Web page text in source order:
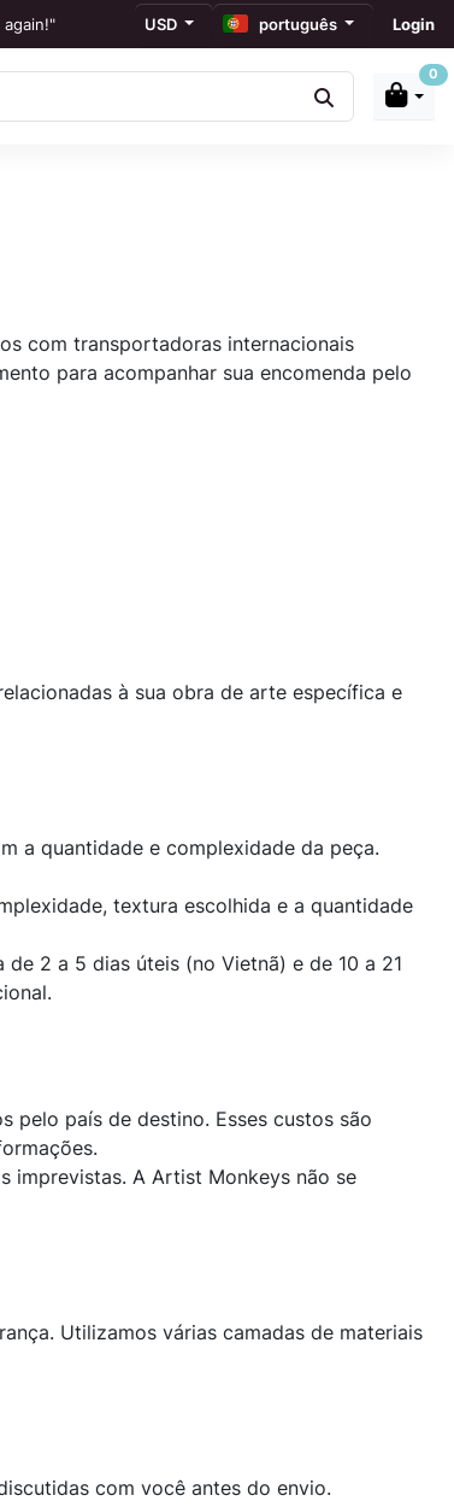
USD português Login
0
com transportadoras internacionais
para acompanhar sua encomenda pelo
à sua obra de arte específica e
a quantidade e complexidade da peça.
textura escolhida e a quantidade
2 a 5 dias úteis (no Vietnã) e de 10 a 21
pelo país de destino. Esses custos são
imprevistas. A Artist Monkeys não se
Utilizamos várias camadas de materiais
com você antes do envio.